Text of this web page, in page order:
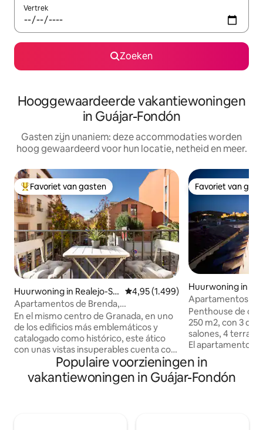
Vertrek
Zoeken
Hooggewaardeerde vakantiewoningen
in Guájar-Fondón
Gasten zijn unaniem: deze accommodaties worden
hoog gewaardeerd voor hun locatie, netheid en meer.
Topfavoriet van gasten
Favoriet van gasten
Huurwoning in Realejo-Sa
n Matías
Gemiddelde beoordeling van
4,95 (1.499)
Apartamentos de Brenda,
Familieappartement
En el mismo centro de Granada, en uno
de los edificios más emblemáticos y
catalogado como histórico, este ático
con unas vistas insuperables cuenta con
un amplio y elegante espacio donde
poder relajarte después de una intensa
jornada. Gracias a la ubicación céntrica
Favoriet van
Favoriet van
Huurwoning in
Apartamentos de
Penthouse 3
Penthouse de
250 m2, con 3
salones, 4
El apartamento
Alhambra, a la
Cocina muy
personas. Los interiores están
Populaire voorzieningen in
vakantiewoningen in Guájar-Fondón